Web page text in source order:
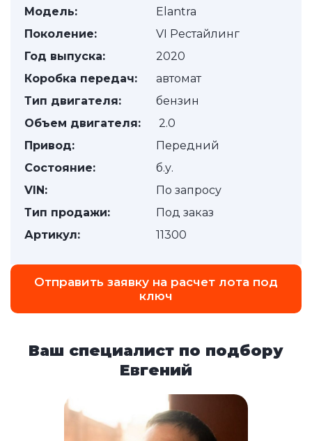
Модель:
Elantra
Поколение:
VI Рестайлинг
Год выпуска:
2020
Коробка передач:
автомат
Тип двигателя:
бензин
Объем двигателя:
2.0
Привод:
Передний
Состояние:
б.у.
VIN:
По запросу
Тип продажи:
Под заказ
Артикул:
11300
Отправить заявку на расчет лота под
ключ
Ваш специалист по подбору
Евгений